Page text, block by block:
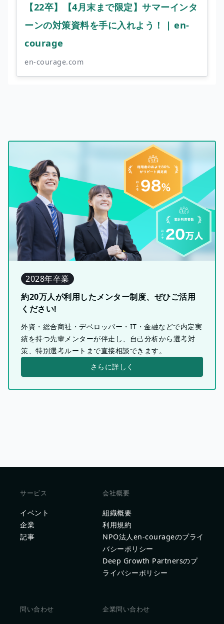
【22卒】【4月末まで限定】サマーインタ
ーンの対策資料を手に入れよう！ | en-
courage
en-courage.com
2028年卒業
約20万人が利用したメンター制度、ぜひご活用
ください!
外資・総合商社・デベロッパー・IT・金融などで内定実
績を持つ先輩メンターが伴走し、自己分析から選考対
策、特別選考ルートまで直接相談できます。
さらに詳しく
サービス
イベント
企業
記事
会社概要
組織概要
利用規約
NPO法人en-courageのプライ
バシーポリシー
Deep Growth Partnersのプ
ライバシーポリシー
問い合わせ 企業問い合わせ